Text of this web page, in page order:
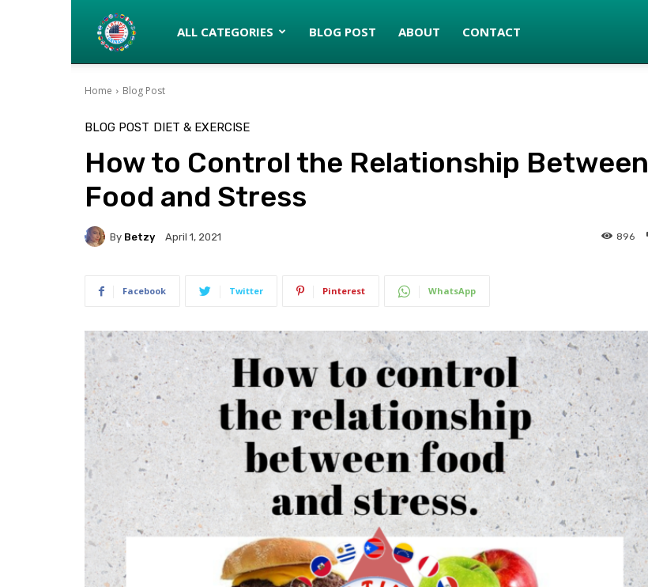
Latinos
turned
Gringos
ALL CATEGORIES BLOG POST ABOUT CONTACT
Home Blog Post
BLOG POST DIET & EXERCISE
How to Control the Relationship Between
Food and Stress
By Betzy April 1, 2021 896
Facebook Twitter Pinterest WhatsApp